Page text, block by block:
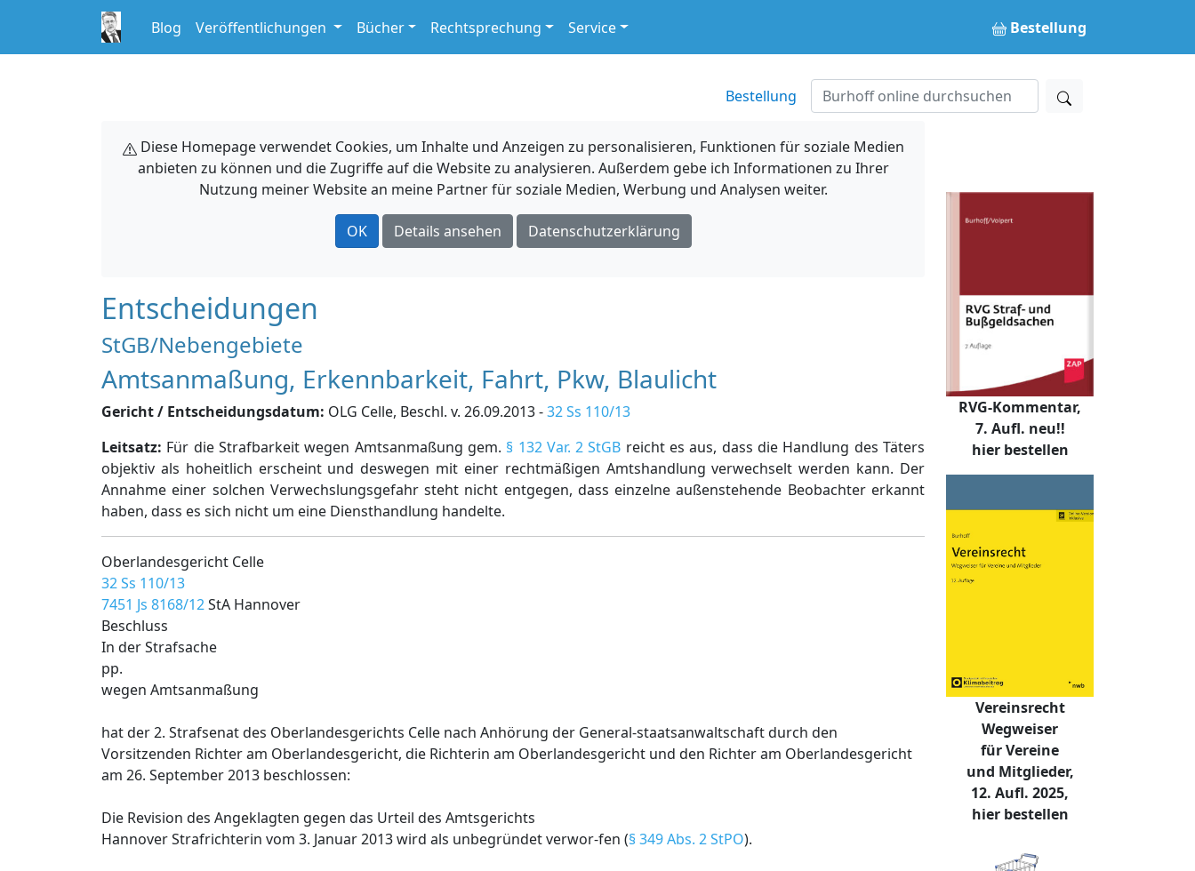
Blog Veröffentlichungen Bücher Rechtsprechung Service Bestellung
Bestellung
Diese Homepage verwendet Cookies, um Inhalte und Anzeigen zu personalisieren, Funktionen für soziale Medien
anbieten zu können und die Zugriffe auf die Website zu analysieren. Außerdem gebe ich Informationen zu Ihrer
Nutzung meiner Website an meine Partner für soziale Medien, Werbung und Analysen weiter.
OK Details ansehen Datenschutzerklärung
Entscheidungen
StGB/Nebengebiete
Amtsanmaßung, Erkennbarkeit, Fahrt, Pkw, Blaulicht
Gericht / Entscheidungsdatum: OLG Celle, Beschl. v. 26.09.2013 -32 Ss 110/13
Leitsatz: Für die Strafbarkeit wegen Amtsanmaßung gem. § 132 Var. 2 StGB reicht es aus, dass die Handlung des Täters
objektiv als hoheitlich erscheint und deswegen mit einer rechtmäßigen Amtshandlung verwechselt werden kann. Der
Annahme einer solchen Verwechslungsgefahr steht nicht entgegen, dass einzelne außenstehende Beobachter erkannt
haben, dass es sich nicht um eine Diensthandlung handelte.
Oberlandesgericht Celle
32 Ss 110/13
7451 Js 8168/12StA Hannover
Beschluss
In der Strafsache
pp.
wegen Amtsanmaßung
hat der 2. Strafsenat des Oberlandesgerichts Celle nach Anhörung der General-staatsanwaltschaft durch den
Vorsitzenden Richter am Oberlandesgericht, die Richterin am Oberlandesgericht und den Richter am Oberlandesgericht
am 26. September 2013 beschlossen:
Die Revision des Angeklagten gegen das Urteil des Amtsgerichts
Hannover Strafrichterin vom 3. Januar 2013 wird als unbegründet verwor-fen (§ 349 Abs. 2 StPO).
RVG-Kommentar,
7. Aufl. neu!!
hier bestellen
Vereinsrecht
Wegweiser
für Vereine
und Mitglieder,
12. Aufl. 2025,
hier bestellen